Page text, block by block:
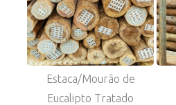
Estaca/Mourão de
Eucalipto Tratado